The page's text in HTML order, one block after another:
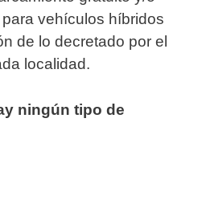
vehículos híbridos
de lo decretado por el
localidad.
ningún tipo de